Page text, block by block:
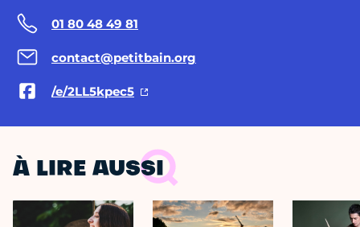
01 80 48 49 81
contact@petitbain.org
/e/2LL5kpec5
À LIRE AUSSI